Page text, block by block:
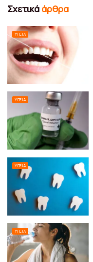
Σχετικά άρθρα
ΥΓΕΊΑ
ΥΓΕΊΑ
ΥΓΕΊΑ
ΥΓΕΊΑ